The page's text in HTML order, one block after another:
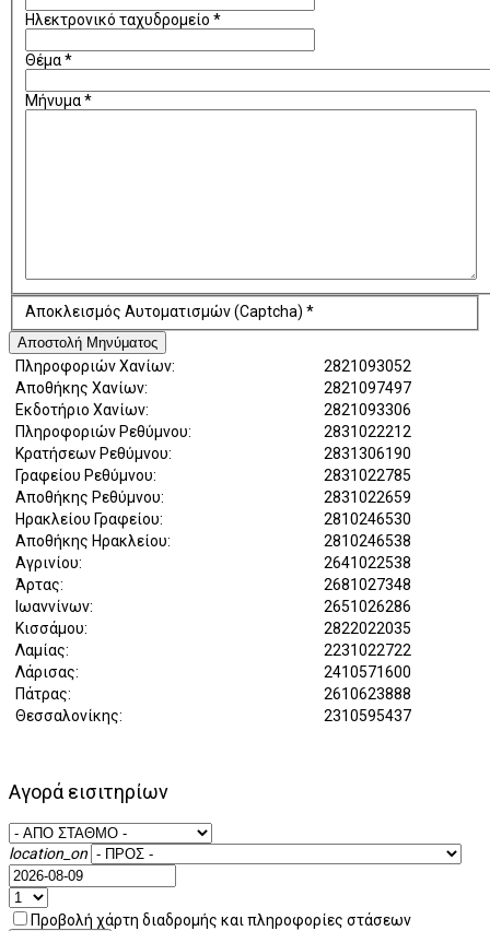
Ηλεκτρονικό ταχυδρομείο *
Θέμα*
Μήνυμα*
Αποκλεισμός Αυτοματισμών (Captcha) *
Αποστολή Μηνύματος
Πληροφοριών Χανίων:
2821093052
Αποθήκης Χανίων:
2821097497
Εκδοτήριο Χανίων:
2821093306
Πληροφοριών Ρεθύμνου:
2831022212
Κρατήσεων Ρεθύμνου:
2831306190
Γραφείου Ρεθύμνου:
2831022785
Αποθήκης Ρεθύμνου:
2831022659
Ηρακλείου Γραφείου:
2810246530
Αποθήκης Ηρακλείου:
2810246538
Αγρινίου:
2641022538
Άρτας:
2681027348
Ιωαννίνων:
2651026286
Κισσάμου:
2822022035
Λαμίας:
2231022722
Λάρισας:
2410571600
Πάτρας:
2610623888
Θεσσαλονίκης:
2310595437
Αγορά εισιτηρίων
location_on
Προβολή χάρτη διαδρομής και πληροφορίες στάσεων